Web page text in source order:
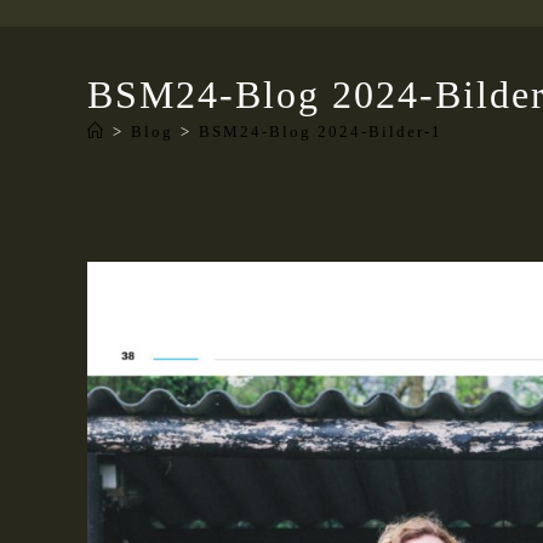
BSM24-Blog 2024-
> Blog > BSM24-Blog 2024-Bilder-1